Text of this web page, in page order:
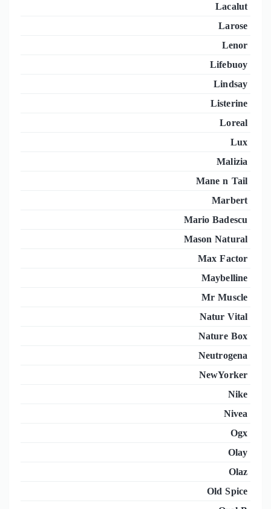
Lacalut
Larose
Lenor
Lifebuoy
Lindsay
Listerine
Loreal
Lux
Malizia
Mane n Tail
Marbert
Mario Badescu
Mason Natural
Max Factor
Maybelline
Mr Muscle
Natur Vital
Nature Box
Neutrogena
NewYorker
Nike
Nivea
Ogx
Olay
Olaz
Old Spice